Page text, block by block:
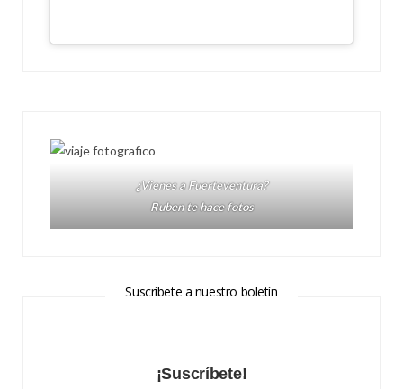
¿Vienes a Fuerteventura?
Ruben te hace fotos
Suscríbete a nuestro boletín
¡Suscríbete!